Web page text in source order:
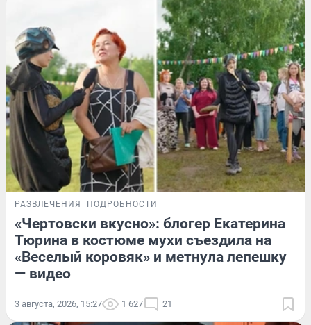
РАЗВЛЕЧЕНИЯ ПОДРОБНОСТИ
«Чертовски вкусно»: блогер Екатерина
Тюрина в костюме мухи съездила на
«Веселый коровяк» и метнула лепешку
— видео
3 августа, 2026, 15:27 1 627 21